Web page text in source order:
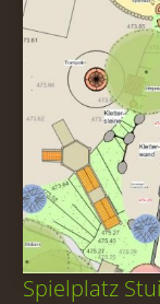
Spielplatz